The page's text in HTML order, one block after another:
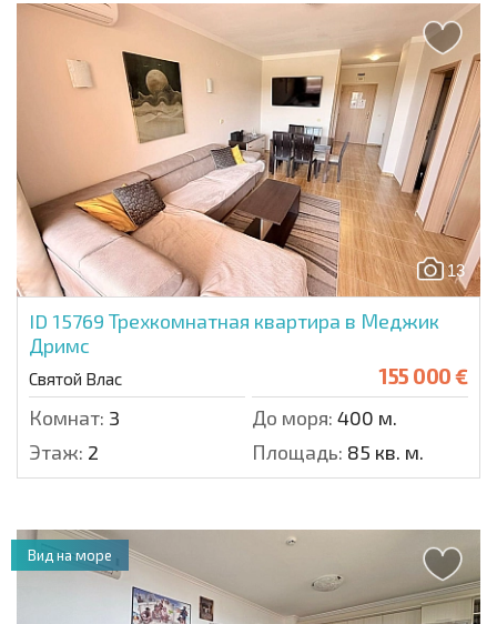
13
ID 15769 Трехкомнатная квартира в Меджик
Дримс
Святой Влас 155 000 €
Комнат: 3 До моря: 400 м.
Этаж: 2 Площадь: 85 кв. м.
Вид на море